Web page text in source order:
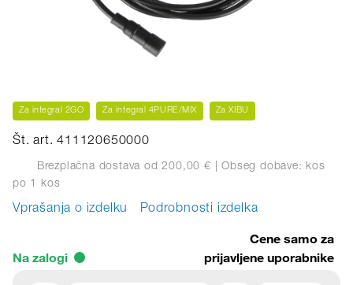
Za integral 2GO Za integral 4PURE/MIX Za XIBU
Št. art. 411120650000
Brezplačna dostava od 200,00 € | Obseg dobave: kos
po 1 kos
Vprašanja o izdelku Podrobnosti izdelka
Na zalogi
Cene samo za
prijavljene uporabnike